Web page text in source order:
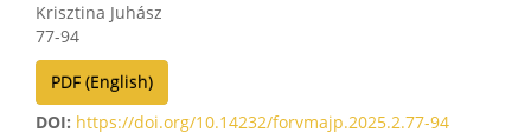
Krisztina Juhász
77-94
PDF (English)
DOI: https://doi.org/10.14232/forvmajp.2025.2.77-94